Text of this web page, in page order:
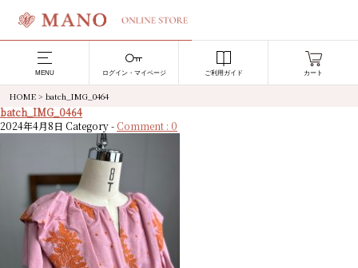
MENU ログイン・マイページ ご利用ガイド カート
HOME > batch_IMG_0464
batch_IMG_0464
2024年4月8日 Category - Comment : 0